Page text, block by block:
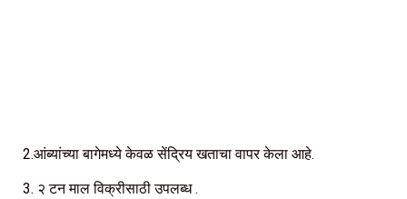
2.आंब्यांच्या बागेमध्ये केवळ सेंद्रिय खताचा वापर केला आहे.
3. २ टन माल विक्रीसाठी उपलब्ध .